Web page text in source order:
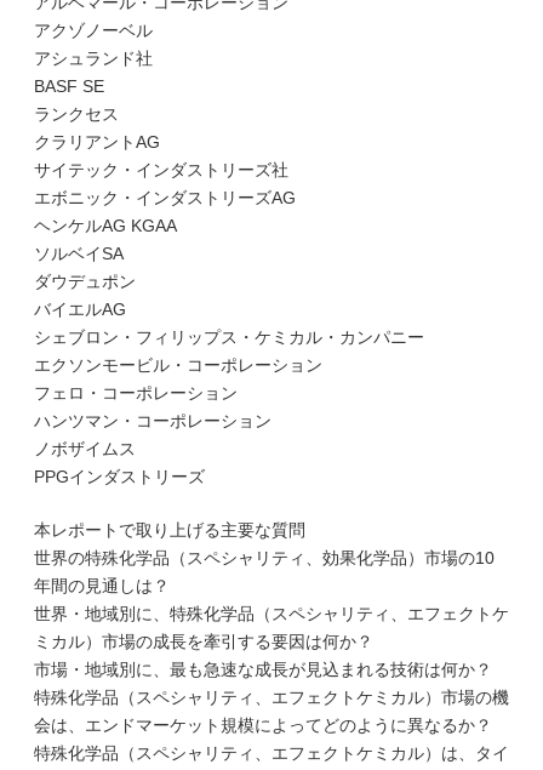
アクゾノーベル
アシュランド社
BASF SE
ランクセス
クラリアントAG
サイテック・インダストリーズ社
エボニック・インダストリーズAG
ヘンケルAG KGAA
ソルベイSA
ダウデュポン
バイエルAG
シェブロン・フィリップス・ケミカル・カンパニー
エクソンモービル・コーポレーション
フェロ・コーポレーション
ハンツマン・コーポレーション
ノボザイムス
PPGインダストリーズ
本レポートで取り上げる主要な質問
世界の特殊化学品（スペシャリティ、効果化学品）市場の10
年間の見通しは？
世界・地域別に、特殊化学品（スペシャリティ、エフェクトケ
ミカル）市場の成長を牽引する要因は何か？
市場・地域別に、最も急速な成長が見込まれる技術は何か？
特殊化学品（スペシャリティ、エフェクトケミカル）市場の機
会は、エンドマーケット規模によってどのように異なるか？
特殊化学品（スペシャリティ、エフェクトケミカル）は、タイ